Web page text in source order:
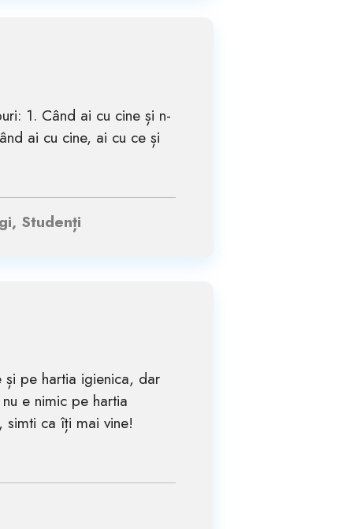
1. Când ai cu cine și n-
ai cu cine, ai cu ce și
Studenți
și pe hartia igienica, dar
e nimic pe hartia
ca îți mai vine!